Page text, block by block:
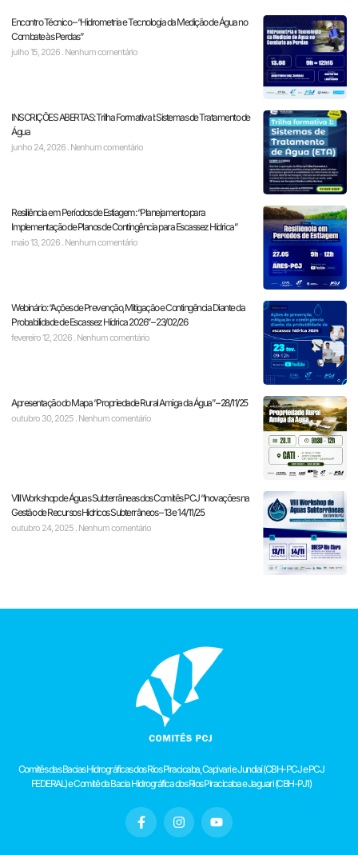
Encontro Técnico – “Hidrometria e Tecnologia da Medição de Água no
Combate às Perdas”
julho 15, 2026 Nenhum comentário
INSCRIÇÕES ABERTAS: Trilha Formativa I: Sistemas de Tratamento de
Água
junho 24, 2026 Nenhum comentário
Resiliência em Períodos de Estiagem: “Planejamento para
Implementação de Planos de Contingência para Escassez Hídrica”
maio 13, 2026 Nenhum comentário
Webinário: “Ações de Prevenção, Mitigação e Contingência Diante da
Probabilidade de Escassez Hídrica 2026” – 23/02/26
fevereiro 12, 2026 Nenhum comentário
Apresentação do Mapa “Propriedade Rural Amiga da Água” – 28/11/25
outubro 30, 2025 Nenhum comentário
VIII Workshop de Águas Subterrâneas dos Comitês PCJ “Inovações na
Gestão de Recursos Hídricos Subterrâneos – 13 e 14/11/25
outubro 24, 2025 Nenhum comentário
Comitês das Bacias Hidrográficas dos Rios Piracicaba, Capivari e Jundiaí (CBH-PCJ e PCJ
FEDERAL) e Comitê da Bacia Hidrográfica dos Rios Piracicaba e Jaguari (CBH-PJ1)